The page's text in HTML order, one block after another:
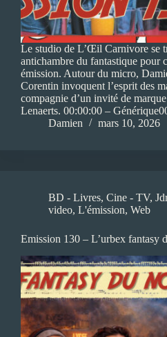
Le studio de L’Œil Carnivore se
antichambre du fantastique pour
émission. Autour du micro,
Corentin invoquent l’esprit des
compagnie d’un invité de
Lenaerts. 00:00:00 –
Damien
mars 10, 2026
BD - Livres, Cine - TV,
video, L'émission, Web
Emission 130 – L’urbex fantasy